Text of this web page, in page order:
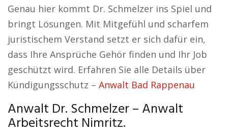
Genau hier kommt Dr. Schmelzer ins Spiel und
bringt Lösungen. Mit Mitgefühl und scharfem
juristischem Verstand setzt er sich dafür ein,
dass Ihre Ansprüche Gehör finden und Ihr Job
geschützt wird. Erfahren Sie alle Details über
Kündigungsschutz – Anwalt Bad Rappenau
Anwalt Dr. Schmelzer – Anwalt
Arbeitsrecht Nimritz.